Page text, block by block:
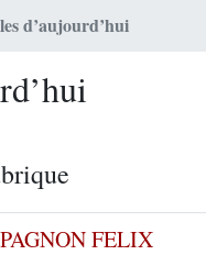
d’aujourd’hui
FELIX